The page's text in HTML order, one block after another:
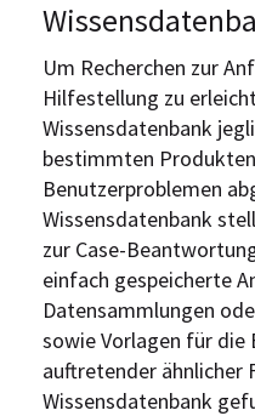
Um Recherchen zur
Hilfestellung zu
Wissensdatenbank
bestimmten
Benutzerproblemen
Wissensdatenbank
zur Case-
einfach gespeicherte
Datensammlungen
sowie Vorlagen für
auftretender ähnlicher
Wissensdatenbank